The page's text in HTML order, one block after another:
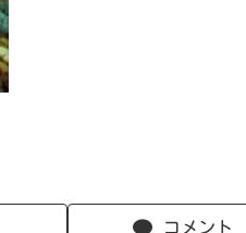
コメント